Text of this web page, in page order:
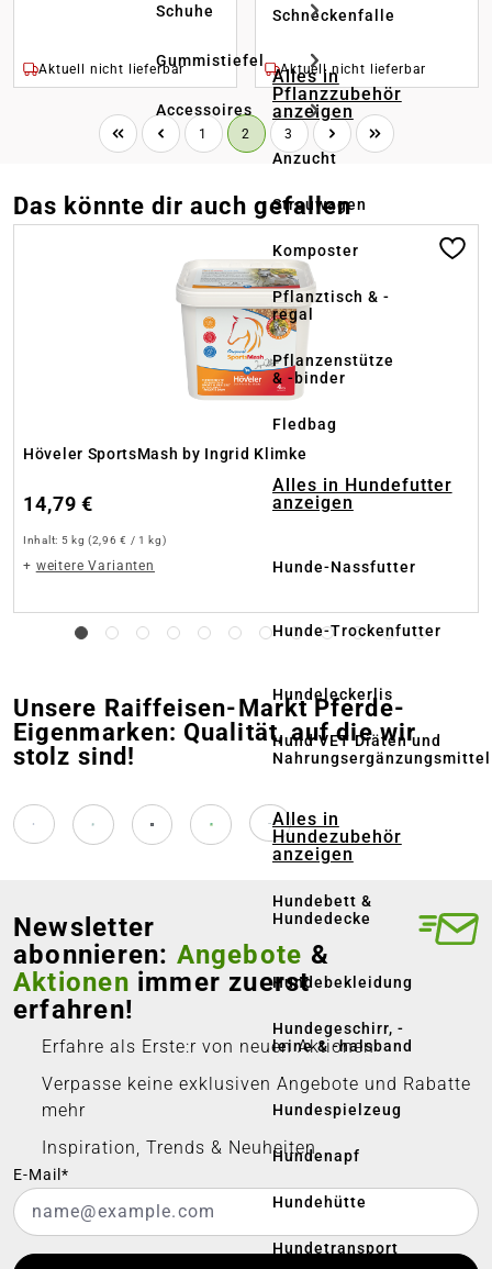
Schuhe
Gummistiefel
Accessoires
Schneckenfalle
Alles in
Pflanzzubehör
anzeigen
Anzucht
Streuwagen
Komposter
Pflanztisch & -
regal
Pflanzenstütze
& -binder
Fledbag
Alles in Hundefutter
anzeigen
Hunde-Nassfutter
Hunde-Trockenfutter
Hundeleckerlis
Hund VET Diäten und
Nahrungsergänzungsmittel
Alles in
Hundezubehör
anzeigen
Hundebett &
Hundedecke
Hundebekleidung
Hundegeschirr, -
leine & -halsband
Hundespielzeug
Hundenapf
Hundehütte
Hundetransport
Aktuell nicht lieferbar Aktuell nicht lieferbar
Seite
1 Seite
2 Seite
3
Das könnte dir auch gefallen
Höveler SportsMash by Ingrid Klimke
14,79 €
Inhalt: 5 kg(2,96 € / 1 kg)
+ weitere Varianten
Unsere Raiffeisen-Markt Pferde-
Eigenmarken: Qualität, auf die wir
stolz sind!
Newsletter
abonnieren: Angebote &
Aktionen immer zuerst
erfahren!
Erfahre als Erste:r von neuen Aktionen
Verpasse keine exklusiven Angebote und Rabatte
mehr
Inspiration, Trends & Neuheiten
E-Mail*